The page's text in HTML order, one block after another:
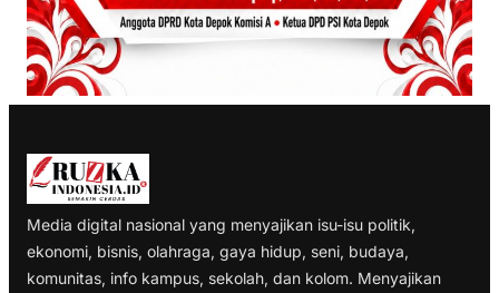
Media digital nasional yang menyajikan isu-isu politik,
ekonomi, bisnis, olahraga, gaya hidup, seni, budaya,
komunitas, info kampus, sekolah, dan kolom. Menyajikan